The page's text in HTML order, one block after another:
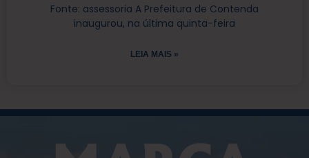
Fonte: assessoria A Prefeitura de Contenda
inaugurou, na última quinta-feira
LEIA MAIS »